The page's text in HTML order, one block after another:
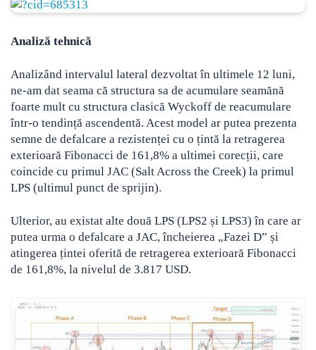
Analiză tehnică
Analizând intervalul lateral dezvoltat în ultimele 12 luni,
ne-am dat seama că structura sa de acumulare seamănă
foarte mult cu structura clasică Wyckoff de reacumulare
într-o tendință ascendentă. Acest model ar putea prezenta
semne de defalcare a rezistenței cu o țintă la retragerea
exterioară Fibonacci de 161,8% a ultimei corecții, care
coincide cu primul JAC (Salt Across the Creek) la primul
LPS (ultimul punct de sprijin).
Ulterior, au existat alte două LPS (LPS2 și LPS3) în care ar
putea urma o defalcare a JAC, încheierea „Fazei D” și
atingerea țintei oferită de retragerea exterioară Fibonacci
de 161,8%, la nivelul de 3.817 USD.